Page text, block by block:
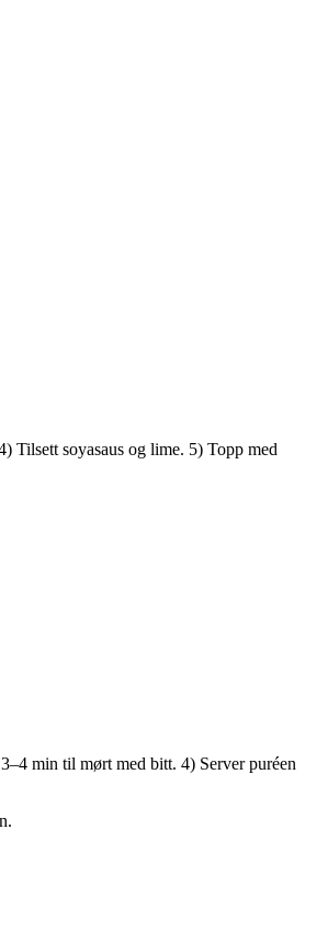
soyasaus og lime. 5) Topp med
min til mørt med bitt. 4) Server puréen